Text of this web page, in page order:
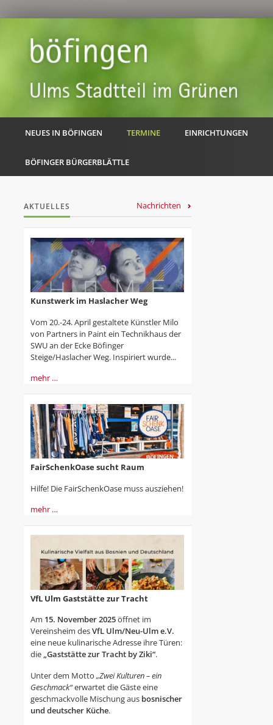
NEUES IN BÖFINGEN TERMINE EINRICHTUNGEN
BÖFINGER BÜRGERBLÄTTLE
AKTUELLES Nachrichten
Kunstwerk im Haslacher Weg
Vom 20.-24. April gestaltete Künstler Milo
von Partners in Paint ein Technikhaus der
SWU an der Ecke Böfinger
Steige/Haslacher Weg. Inspiriert wurde...
mehr …
FairSchenkOase sucht Raum
Hilfe! Die FairSchenkOase muss ausziehen!
mehr …
VfL Ulm Gaststätte zur Tracht
Am 15. November 2025öffnet im
Vereinsheim desVfL Ulm/Neu-Ulm e.V.
eine neue kulinarische Adresse ihre Türen:
die „Gaststätte zur Tracht by Ziki“.
Unter dem Motto„Zwei Kulturen – ein
Geschmack“erwartet die Gäste eine
geschmackvolle Mischung aus bosnischer
und deutscher Küche.